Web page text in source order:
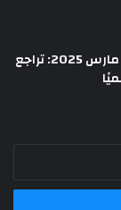
أسعار الذهب اليوم الأحد 23 مارس 2025: تراجع